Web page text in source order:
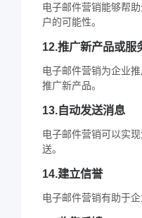
电子邮件营销能够帮
户的可能性。
12.推广新产品或服
电子邮件营销为企业
推广新产品。
13.自动发送消息
电子邮件营销可以实
送。
14.建立信誉
电子邮件营销有助于